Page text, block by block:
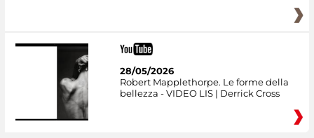
28/05/2026
Robert Mapplethorpe. Le forme della
bellezza - VIDEO LIS | Derrick Cross